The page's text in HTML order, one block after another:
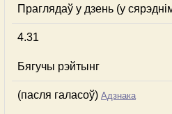
Праглядаў у дзень (у
4.31
Бягучы рэйтынг
(пасля галасоў) Адзнака